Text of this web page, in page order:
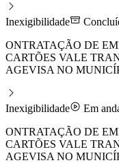
Inexigibilidade
ONTRATAÇÃO DE
CARTÕES VALE
AGEVISA NO
Inexigibilidade
Em
ONTRATAÇÃO DE
CARTÕES VALE
AGEVISA NO